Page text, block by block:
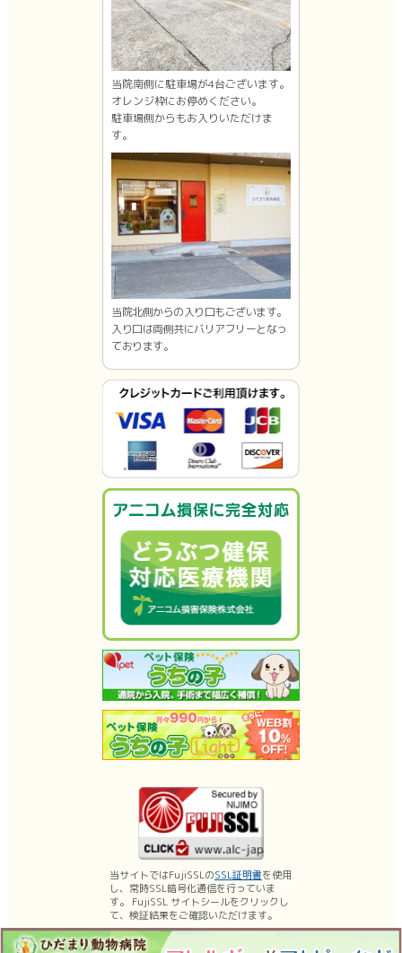
当院南側に駐車場が4台ございます。
オレンジ枠にお停めください。
駐車場側からもお入りいただけま
す。
当院北側からの入り口もございます。
入り口は両側共にバリアフリーとなっ
ております。
当サイトではFujiSSLのSSL証明書を使用
し、常時SSL暗号化通信を行っていま
す。 FujiSSL サイトシールをクリックし
て、検証結果をご確認いただけます。